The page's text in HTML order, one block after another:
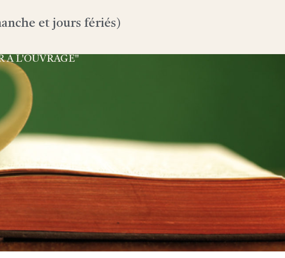
et jours fériés)
À L'OUVRAGE"